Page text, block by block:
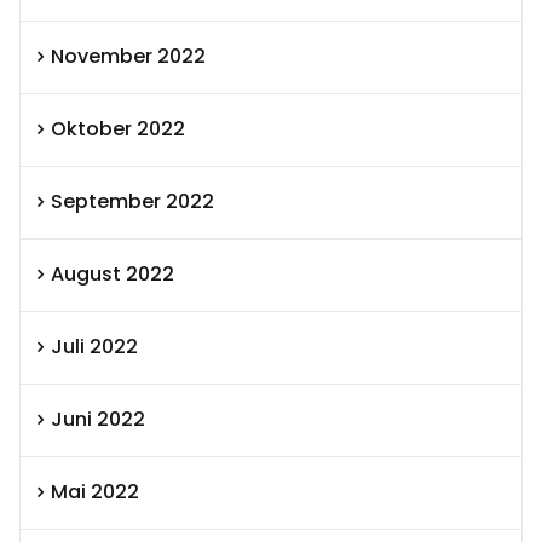
November 2022
Oktober 2022
September 2022
August 2022
Juli 2022
Juni 2022
Mai 2022